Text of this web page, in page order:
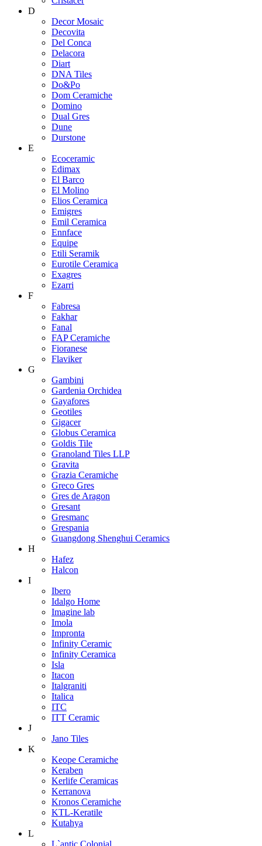
D
Decor Mosaic
Decovita
Del Conca
Delacora
Diart
DNA Tiles
Do&Po
Dom Ceramiche
Domino
Dual Gres
Dune
Durstone
E
Ecoceramic
Edimax
El Barco
El Molino
Elios Ceramica
Emigres
Emil Ceramica
Ennface
Equipe
Etili Seramik
Eurotile Ceramica
Exagres
Ezarri
F
Fabresa
Fakhar
Fanal
FAP Ceramiche
Fioranese
Flaviker
G
Gambini
Gardenia Orchidea
Gayafores
Geotiles
Gigacer
Globus Ceramica
Goldis Tile
Granoland Tiles LLP
Gravita
Grazia Ceramiche
Greco Gres
Gres de Aragon
Gresant
Gresmanc
Grespania
Guangdong Shenghui Ceramics
H
Hafez
Halcon
I
Ibero
Idalgo Home
Imagine lab
Imola
Impronta
Infinity Ceramic
Infinity Ceramica
Isla
Itacon
Italgraniti
Italica
ITC
ITT Ceramic
J
Jano Tiles
K
Keope Ceramiche
Keraben
Kerlife Ceramicas
Kerranova
Kronos Ceramiche
KTL-Keratile
Kutahya
L
L`antic Colonial